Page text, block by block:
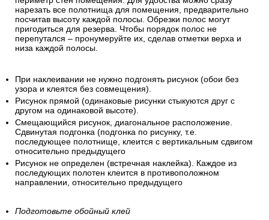
нарезать все полотнища для помещения, предварительно
посчитав высоту каждой полосы. Обрезки полос могут
пригодиться для резерва. Чтобы порядок полос не
перепутался – пронумеруйте их, сделав отметки верха и
низа каждой полосы.
При наклеивании не нужно подгонять рисунок (обои без
узора и клеятся без совмещения).
Рисунок прямой (одинаковые рисунки стыкуются друг с
другом на одинаковой высоте).
Смещающийся рисунок, диагональное расположение.
Сдвинутая подгонка (подгонка по рисунку, т.е.
последующее полотнище, клеится с вертикальным сдвигом
относительно предыдущего
Рисунок не определен (встречная наклейка). Каждое из
последующих полотен клеится в противоположном
направлении, относительно предыдущего
Подготовьте обойный клей